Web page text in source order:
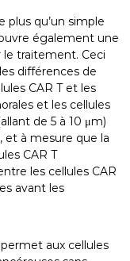
plus qu’un simple
également une
traitement. Ceci
différences de
CAR T et les
et les cellules
de 5 à 10 μm)
et à mesure que la
CAR T
les cellules CAR
avant les
aux cellules